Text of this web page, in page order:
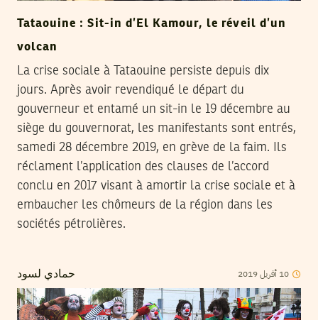
Tataouine : Sit-in d’El Kamour, le réveil d’un
volcan
La crise sociale à Tataouine persiste depuis dix
jours. Après avoir revendiqué le départ du
gouverneur et entamé un sit-in le 19 décembre au
siège du gouvernorat, les manifestants sont entrés,
samedi 28 décembre 2019, en grève de la faim. Ils
réclament l’application des clauses de l’accord
conclu en 2017 visant à amortir la crise sociale et à
embaucher les chômeurs de la région dans les
sociétés pétrolières.
حمادي لسود 10 أفريل2019